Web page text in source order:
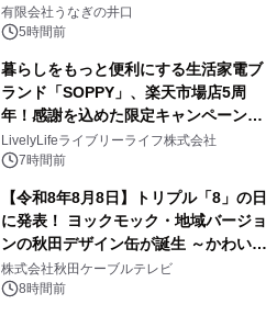
「井口の誉」誕生
有限会社うなぎの井口
5時間前
暮らしをもっと便利にする生活家電ブ
ランド「SOPPY」、楽天市場店5周
年！感謝を込めた限定キャンペーンを
8月10日より開催
LivelyLifeライブリーライフ株式会社
7時間前
【令和8年8月8日】トリプル「8」の日
に発表！ ヨックモック・地域バージョ
ンの秋田デザイン缶が誕生 ～かわいい
秋田犬の子犬と秋田の四季と名所を巡
るパッケージ～ 9月1日(火)秋田県内で
株式会社秋田ケーブルテレビ
8時間前